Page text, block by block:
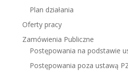
Plan działania
Oferty pracy
Zamówienia Publiczne
Postępowania na podstawie
Postępowania poza ustawą